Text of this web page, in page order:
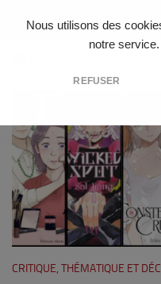
Nous utilisons des
notre service.
REFUSER
Skip to content
CRITIQUE, THÉMATIQUE ET